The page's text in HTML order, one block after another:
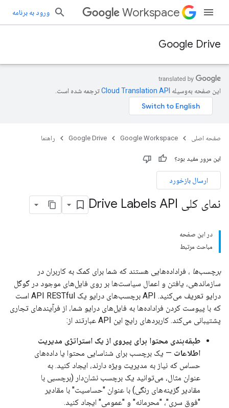
Workspace ورود به برنامه
Google Drive
این صفحه به‌وسیله ترجمه شده است.
صفحه اصلی Google Workspace
Google Drive راهنما
این مرور مفید بود؟
ارسال بازخورد
نمای کلی Drive Labels API
در این صفحه
مباحث مرتبط
برچسب‌ها ، فراداده‌هایی هستند که شما برای کمک به کاربران در
سازماندهی، یافتن و اعمال سیاست‌ها بر روی فایل‌های موجود در گوگل
درایو تعریف می‌کنید. API برچسب‌های درایو یک API RESTful است
که با پیوست کردن فراداده‌ها به فایل‌های درایو شما، از فرآیندهای تجاری
پشتیبانی می‌کند. کاربردهای رایج این API عبارتند از:
طبقه‌بندی محتوا برای پیروی از یک استراتژی مدیریت
اطلاعات — یک برچسب برای شناسایی محتوا یا داده‌های
حساس که نیاز به مدیریت ویژه دارند، ایجاد کنید. به
عنوان مثال، می‌توانید یک برچسب نشان‌دار (برچسبی با
مقادیر گزینه‌های رنگی) با عنوان "حساسیت" با مقادیر
"فوق سری"، "محرمانه" و "عمومی" ایجاد کنید.